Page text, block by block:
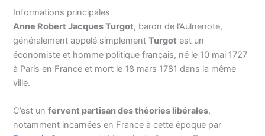
Informations principales
Anne Robert Jacques Turgot, baron de l’Aulnenote,
généralement appelé simplementTurgot est un
économiste et homme politique français, né le 10 mai 1727
à Paris en France et mort le 18 mars 1781 dans la même
ville.
C’est unfervent partisan des théories libérales,
notamment incarnées en France à cette époque par